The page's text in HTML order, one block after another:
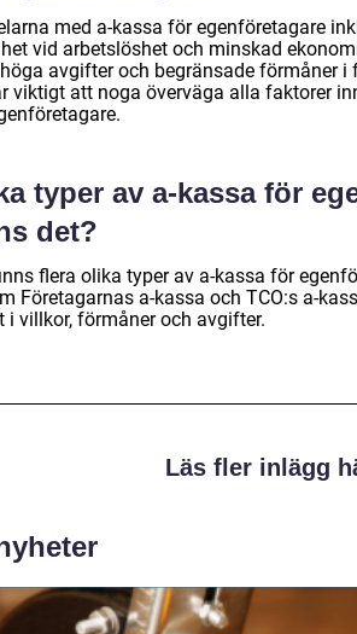
med a-kassa för egenföretagare
vid arbetslöshet och minskad
avgifter och begränsade förmåner
viktigt att noga överväga alla faktorer
typer av a-kassa för
det?
flera olika typer av a-kassa för
Företagarnas a-kassa och TCO:s a-
i villkor, förmåner och avgifter.
Läs fler inlägg